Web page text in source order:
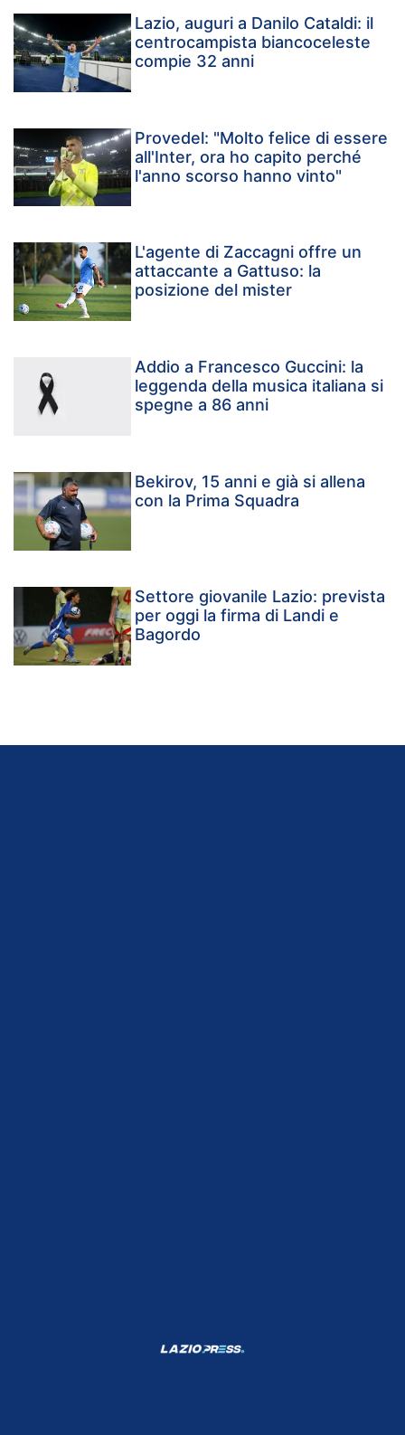
Lazio, auguri a Danilo Cataldi: il
centrocampista biancoceleste
compie 32 anni
Provedel: "Molto felice di essere
all'Inter, ora ho capito perché
l'anno scorso hanno vinto"
L'agente di Zaccagni offre un
attaccante a Gattuso: la
posizione del mister
Addio a Francesco Guccini: la
leggenda della musica italiana si
spegne a 86 anni
Bekirov, 15 anni e già si allena
con la Prima Squadra
Settore giovanile Lazio: prevista
per oggi la firma di Landi e
Bagordo